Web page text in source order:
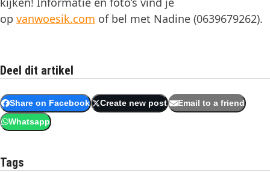
op vanwoesik.com of bel met Nadine (0639679262).
Deel dit artikel
Share on Facebook Create new post Email to a friend
Whatsapp
Tags